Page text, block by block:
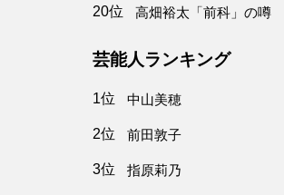
20位 高畑裕太「前科」の噂
芸能人ランキング
1位 中山美穂
2位 前田敦子
3位 指原莉乃